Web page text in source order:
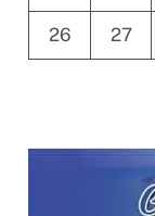
municípios
26 27